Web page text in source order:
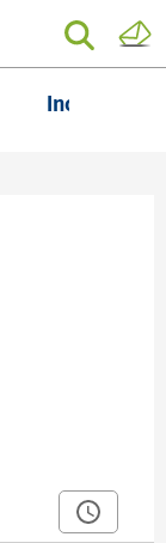
Inchieste